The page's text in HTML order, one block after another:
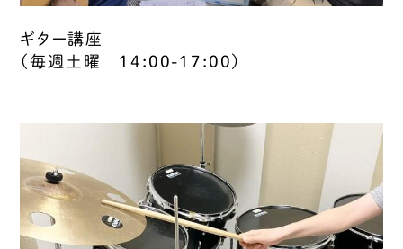
ギター講座
（毎週土曜 14:00-17:00）